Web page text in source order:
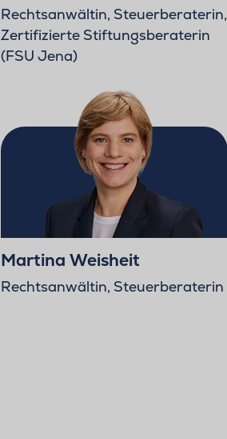
Rechtsanwältin, Steuerberaterin,
Zertifizierte Stiftungsberaterin
(FSU Jena)
Martina Weisheit
Rechtsanwältin, Steuerberaterin